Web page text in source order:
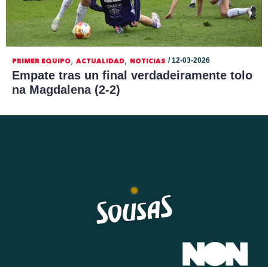
PRIMER EQUIPO, ACTUALIDAD, NOTICIAS / 12-03-2026
Empate tras un final verdadeiramente tolo
na Magdalena (2-2)